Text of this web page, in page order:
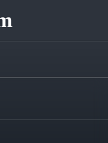
ース | ToLiss